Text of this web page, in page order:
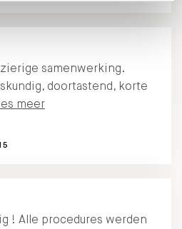
samenwerking.
doortastend, korte
meer
! Alle procedures werden